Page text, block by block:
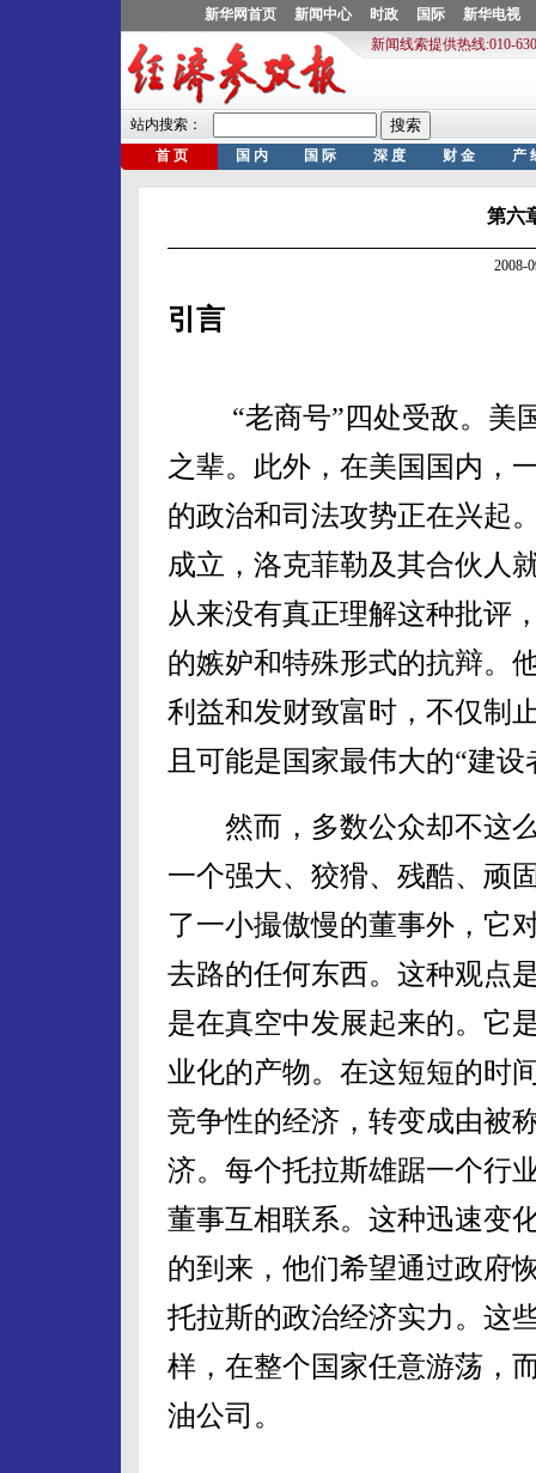
第六
2008-
引言
“老商号”四处受敌。美国
之辈。此外，在美国国内，
的政治和司法攻势正在兴起
成立，洛克菲勒及其合伙人
从来没有真正理解这种批评
的嫉妒和特殊形式的抗辩。
利益和发财致富时，不仅制
且可能是国家最伟大的“建设
然而，多数公众却不这么
一个强大、狡猾、残酷、顽
了一小撮傲慢的董事外，它
去路的任何东西。这种观点
是在真空中发展起来的。它
业化的产物。在这短短的时
竞争性的经济，转变成由被
济。每个托拉斯雄踞一个行
董事互相联系。这种迅速变
的到来，他们希望通过政府
托拉斯的政治经济实力。这
样，在整个国家任意游荡，
油公司。